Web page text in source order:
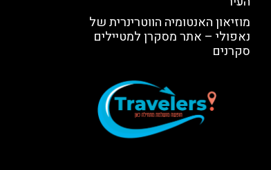
מוזיאון האנטומיה הווטרינרית של
נאפולי – אתר מסקרן למטיילים
סקרנים